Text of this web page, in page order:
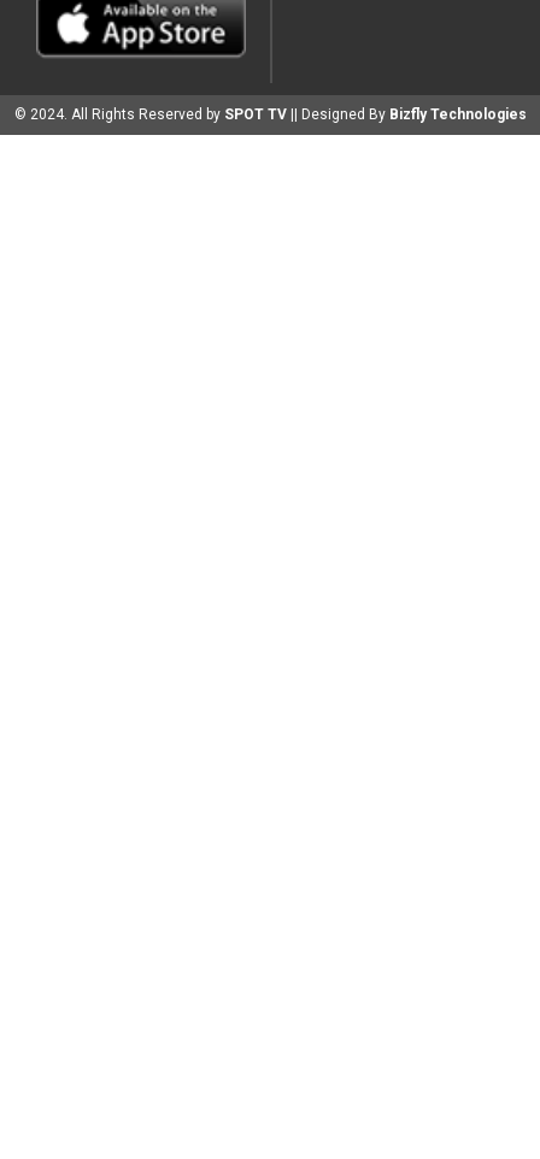
© 2024. All Rights Reserved by SPOT TV || Designed By Bizfly Technologies